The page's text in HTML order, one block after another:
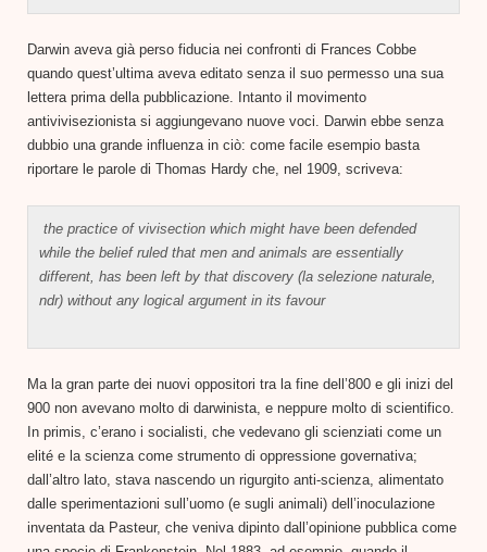
Darwin aveva già perso fiducia nei confronti di Frances Cobbe
quando quest’ultima aveva editato senza il suo permesso una sua
lettera prima della pubblicazione. Intanto il movimento
antivivisezionista si aggiungevano nuove voci. Darwin ebbe senza
dubbio una grande influenza in ciò: come facile esempio basta
riportare le parole di Thomas Hardy che, nel 1909, scriveva:
the practice of vivisection which might have been defended
while the belief ruled that men and animals are essentially
different, has been left by that discovery (la selezione naturale,
ndr) without any logical argument in its favour
Ma la gran parte dei nuovi oppositori tra la fine dell’800 e gli inizi del
900 non avevano molto di darwinista, e neppure molto di scientifico.
In primis, c’erano i socialisti, che vedevano gli scienziati come un
elité e la scienza come strumento di oppressione governativa;
dall’altro lato, stava nascendo un rigurgito anti-scienza, alimentato
dalle sperimentazioni sull’uomo (e sugli animali) dell’inoculazione
inventata da Pasteur, che veniva dipinto dall’opinione pubblica come